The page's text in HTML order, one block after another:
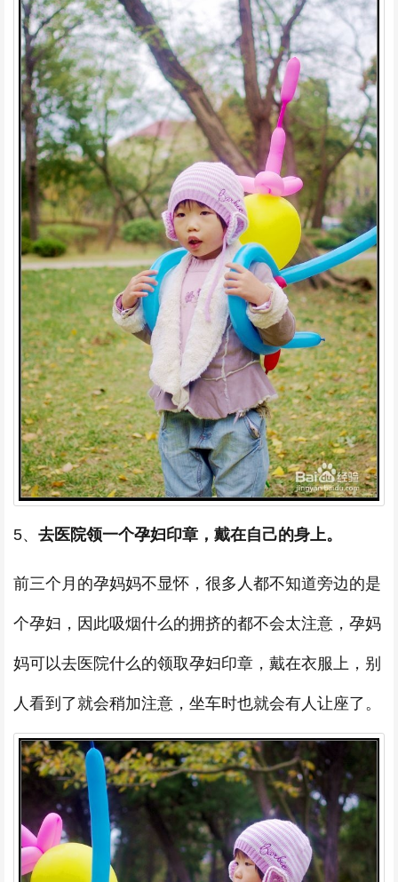
5、 去医院领一个孕妇印章，戴在自己的身上。
前三个月的孕妈妈不显怀，很多人都不知道旁边的是
个孕妇，因此吸烟什么的拥挤的都不会太注意，孕妈
妈可以去医院什么的领取孕妇印章，戴在衣服上，别
人看到了就会稍加注意，坐车时也就会有人让座了。